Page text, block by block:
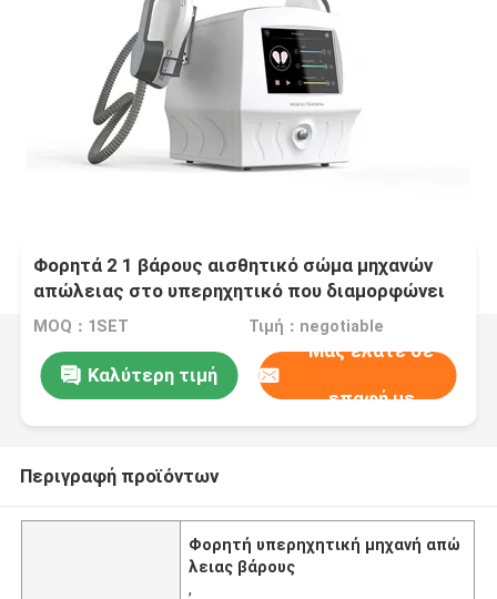
Φορητά 2 1 βάρους αισθητικό σώμα μηχανών
απώλειας στο υπερηχητικό που διαμορφώνει
τη μηχανή αδυνατίσματος
MOQ：1SET Τιμή：negotiable
Καλύτερη τιμή
Μας ελάτε σε
επαφή με
Περιγραφή προϊόντων
Φορητή υπερηχητική μηχανή απώ
λειας βάρους
,